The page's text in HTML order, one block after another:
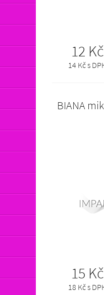
18 Kč s